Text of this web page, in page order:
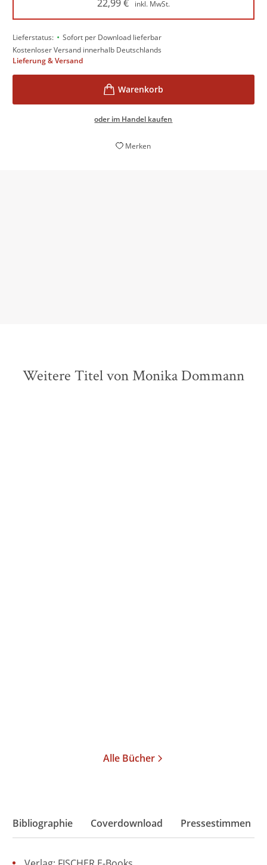
22,99€ inkl. MwSt.
Lieferstatus: • Sofort per Download lieferbar
Kostenloser Versand innerhalb Deutschlands
Lieferung & Versand
oder im Handel kaufen
Merken
Weitere Titel von Monika Dommann
Alle Bücher
Bibliographie Coverdownload Pressestimmen